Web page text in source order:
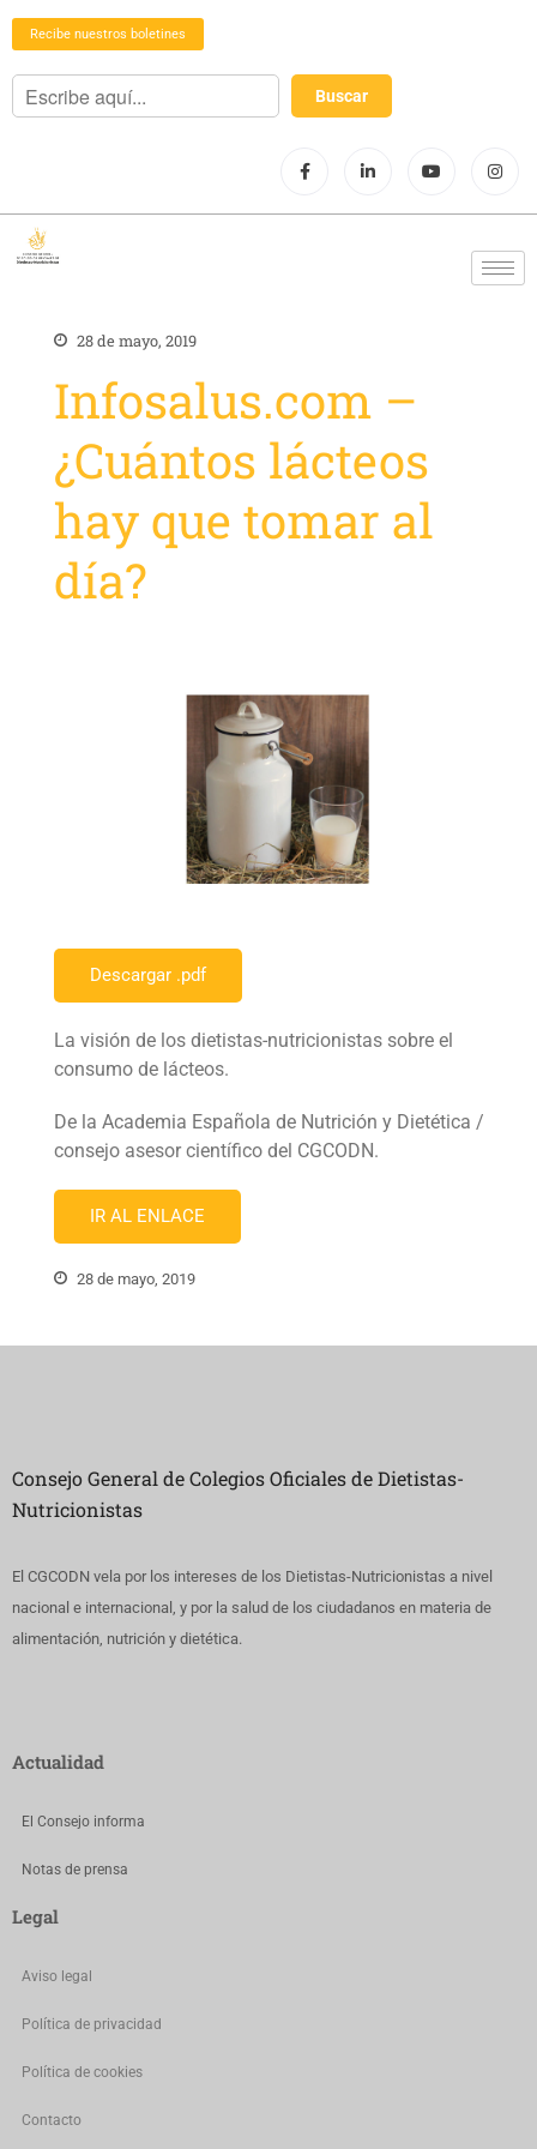
Recibe nuestros boletines
28 de mayo, 2019
Infosalus.com –
¿Cuántos lácteos
hay que tomar al
día?
Descargar .pdf
La visión de los dietistas-nutricionistas sobre el
consumo de lácteos.
De la Academia Española de Nutrición y Dietética /
consejo asesor científico del CGCODN.
IR AL ENLACE
28 de mayo, 2019
Consejo General de Colegios Oficiales de Dietistas-
Nutricionistas
El CGCODN vela por los intereses de los Dietistas-Nutricionistas a nivel
nacional e internacional, y por la salud de los ciudadanos en materia de
alimentación, nutrición y dietética.
Actualidad
El Consejo informa
Notas de prensa
Legal
Aviso legal
Política de privacidad
Política de cookies
Contacto